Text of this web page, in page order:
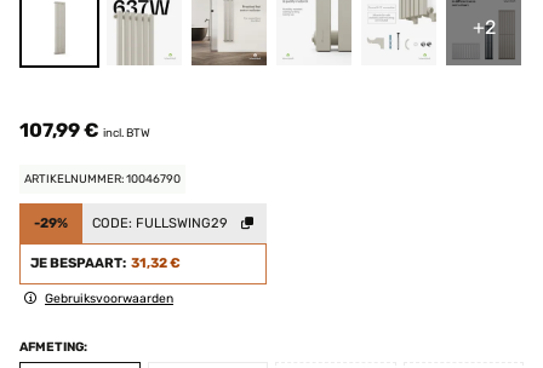
+2
107,99 € incl. BTW
ARTIKELNUMMER: 10046790
-29% CODE: FULLSWING29
JE BESPAART: 31,32 €
Gebruiksvoorwaarden
AFMETING: